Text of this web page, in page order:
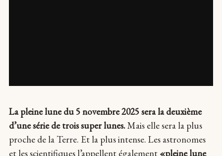
La pleine lune du 5 novembre 2025 sera la deuxième
d’une série de trois super lunes.Mais elle sera la plus
proche de la Terre. Et la plus intense. Les astronomes
et les scientifiques l’appellent également «pleine lune